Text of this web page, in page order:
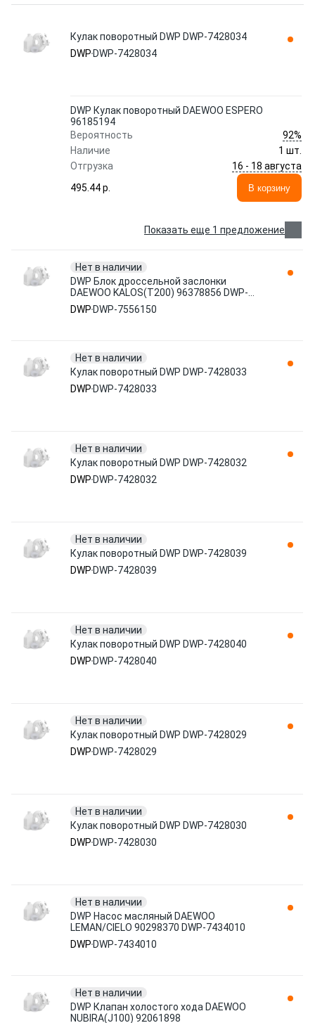
Кулак поворотный DWP DWP-7428034
DWP DWP-7428034
DWP Кулак поворотный DAEWOO ESPERO
96185194
Вероятность
92%
Наличие
1 шт.
Отгрузка
16 - 18 августа
495.44 p.
В корзину
Показать еще 1 предложение
Нет в наличии
DWP Блок дроссельной заслонки
DAEWOO KALOS(T200) 96378856 DWP-
7556150
DWP DWP-7556150
Нет в наличии
Кулак поворотный DWP DWP-7428033
DWP DWP-7428033
Нет в наличии
Кулак поворотный DWP DWP-7428032
DWP DWP-7428032
Нет в наличии
Кулак поворотный DWP DWP-7428039
DWP DWP-7428039
Нет в наличии
Кулак поворотный DWP DWP-7428040
DWP DWP-7428040
Нет в наличии
Кулак поворотный DWP DWP-7428029
DWP DWP-7428029
Нет в наличии
Кулак поворотный DWP DWP-7428030
DWP DWP-7428030
Нет в наличии
DWP Насос масляный DAEWOO
LEMAN/CIELO 90298370 DWP-7434010
DWP DWP-7434010
Нет в наличии
DWP Клапан холостого хода DAEWOO
NUBIRA(J100) 92061898